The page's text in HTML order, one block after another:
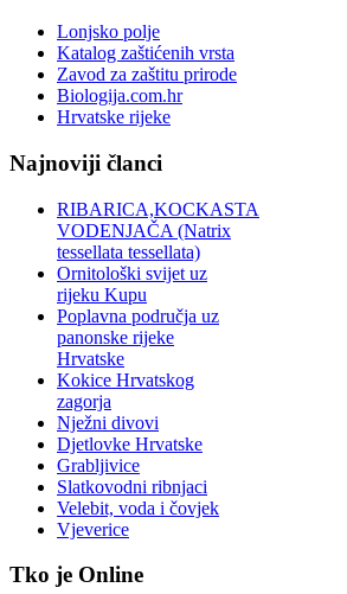
Lonjsko polje
Katalog zaštićenih vrsta
Zavod za zaštitu prirode
Biologija.com.hr
Hrvatske rijeke
Najnoviji članci
RIBARICA,KOCKASTA
VODENJAČA (Natrix
tessellata tessellata)
Ornitološki svijet uz
rijeku Kupu
Poplavna područja uz
panonske rijeke
Hrvatske
Kokice Hrvatskog
zagorja
Nježni divovi
Djetlovke Hrvatske
Grabljivice
Slatkovodni ribnjaci
Velebit, voda i čovjek
Vjeverice
Tko je Online